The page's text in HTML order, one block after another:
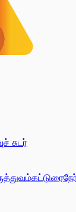
சுடர்
கட்டுரை